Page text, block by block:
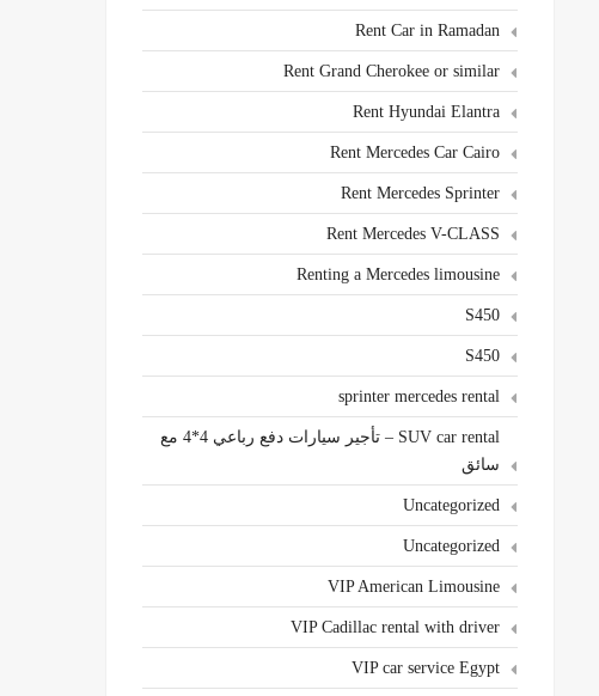
Rent Car in Ramadan
Rent Grand Cherokee or similar
Rent Hyundai Elantra
Rent Mercedes Car Cairo
Rent Mercedes Sprinter
Rent Mercedes V-CLASS
Renting a Mercedes limousine
S450
S450
sprinter mercedes rental
SUV car rental – تأجير سيارات دفع رباعي 4*4 مع
سائق
Uncategorized
Uncategorized
VIP American Limousine
VIP Cadillac rental with driver
VIP car service Egypt